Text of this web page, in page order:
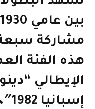
مشاركة
هذه الفئة
الإيطالي